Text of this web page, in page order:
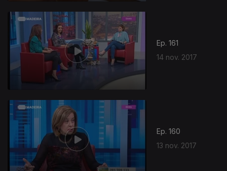
Ep. 161
14 nov. 2017
Ep. 160
13 nov. 2017